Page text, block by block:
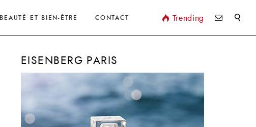
BEAUTÉ ET BIEN-ÊTRE CONTACT Trending
EISENBERG PARIS